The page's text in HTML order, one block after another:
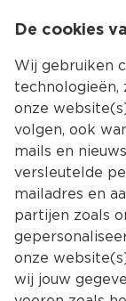
Terug
De cookies
Wij gebruiken
technologieën,
onze
volgen, ook
mails en
versleutelde
mailadres en
partijen zoals
onze
wij jouw